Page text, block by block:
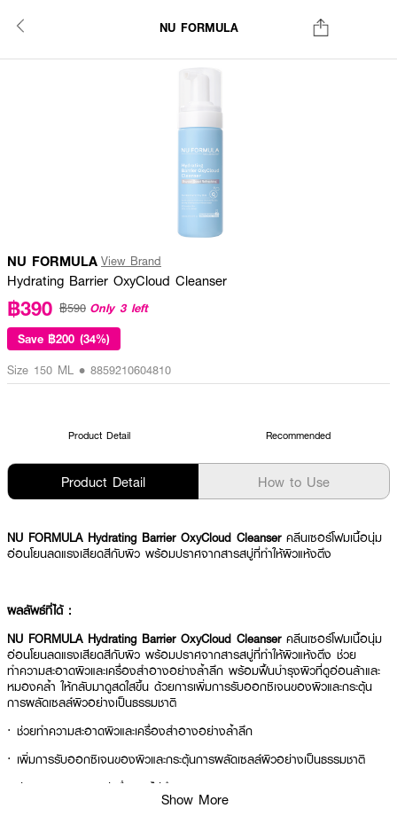
NU FORMULA
NU FORMULA View Brand
Hydrating Barrier OxyCloud Cleanser
฿390 ฿590 Only 3 left
Save ฿200 (34%)
Size 150 ML • 8859210604810
Product Detail Recommended
Product Detail How to Use
NU FORMULA Hydrating Barrier OxyCloud Cleanser คลีนเซอร์โฟมเนื้อนุ่ม
อ่อนโยนลดแรงเสียดสีกับผิว พร้อมปราศจากสารสบู่ที่ทำให้ผิวแห้งตึง
ผลลัพธ์ที่ได้ :
NU FORMULA Hydrating Barrier OxyCloud Cleanser คลีนเซอร์โฟมเนื้อนุ่ม
อ่อนโยนลดแรงเสียดสีกับผิว พร้อมปราศจากสารสบู่ที่ทำให้ผิวแห้งตึง ช่วย
ทำความสะอาดผิวและเครื่องสำอางอย่างล้ำลึก พร้อมฟื้นบำรุงผิวที่ดูอ่อนล้าและ
หมองคล้ำ ให้กลับมาดูสดใสขึ้น ด้วยการเพิ่มการรับออกซิเจนของผิวและกระตุ้น
การผลัดเซลล์ผิวอย่างเป็นธรรมชาติ
· ช่วยทำความสะอาดผิวและเครื่องสำอางอย่างล้ำลึก
· เพิ่มการรับออกซิเจนของผิวและกระตุ้นการผลัดเซลล์ผิวอย่างเป็นธรรมชาติ
· ช่วยคงสมดุลความชุ่มชื่นผิว ไม่ทำลายปราการผิวตามธรรมชาติ
Show More